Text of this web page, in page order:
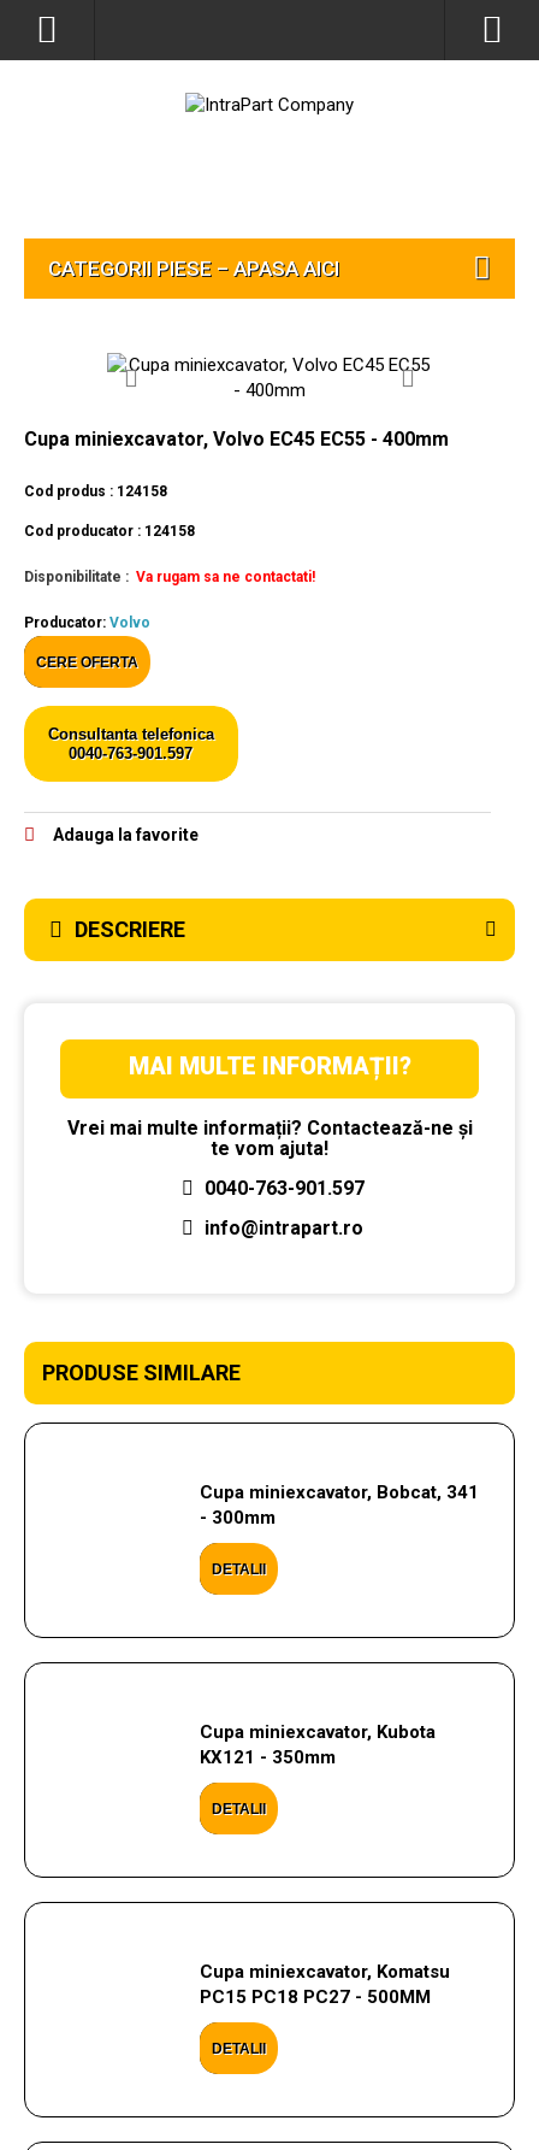
CATEGORII PIESE – APASA AICI
Cupa miniexcavator, Volvo EC45 EC55 - 400mm
Cod produs : 124158
Cod producator : 124158
Disponibilitate : Va rugam sa ne contactati!
Producator: Volvo
CERE OFERTA
Consultanta telefonica
0040-763-901.597
Adauga la favorite
DESCRIERE
MAI MULTE INFORMAȚII?
Vrei mai multe informații? Contactează-ne și
te vom ajuta!
0040-763-901.597
info@intrapart.ro
PRODUSE SIMILARE
Cupa miniexcavator, Bobcat, 341
- 300mm
DETALII
Cupa miniexcavator, Kubota
KX121 - 350mm
DETALII
Cupa miniexcavator, Komatsu
PC15 PC18 PC27 - 500MM
DETALII